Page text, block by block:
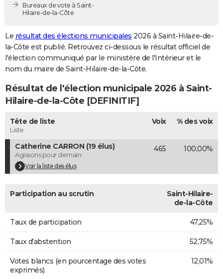
Destinations
City break
Voyage nature
Voyage de noces
Forum
PHOTO
GUIDES D'ACHAT
BONS PLANS
CARTE DE VOEUX
Carte de Noël
Carte Bonne année
Carte Saint-Valentin
Carte Pâques
Carte d'anniversaire
DICTIONNAIRE
COPAINS D'AVANT
S'inscrire
Se connecter
Lycées
Collèges
Primaires
Universités
Entreprises
Service militaire
Avis de recherche
AVIS DE DÉCÈS
FORUM
Bricolage
Lifestyle
Culture
Sport
Auto
Television
Voyage
Cinema
Bureaux de vote à Saint-
Hilaire-de-la-Côte
Le résultat des élections municipales 2026 à Saint-Hilaire-de-
la-Côte est publié. Retrouvez ci-dessous le résultat officiel de
l'élection communiqué par le ministère de l'Intérieur et le
nom du maire de Saint-Hilaire-de-la-Côte.
Résultat de l'élection municipale 2026 à Saint-
Hilaire-de-la-Côte [DEFINITIF]
Tête de liste
Liste
Voix % des voix
Catherine CARRON (19 élus)
Agissons pour demain
Voir la liste des élus
465 100,00%
Participation au scrutin
Saint-Hilaire-
de-la-Côte
Taux de participation 47,25%
Taux d'abstention 52,75%
Votes blancs (en pourcentage des votes
exprimés)
12,01%